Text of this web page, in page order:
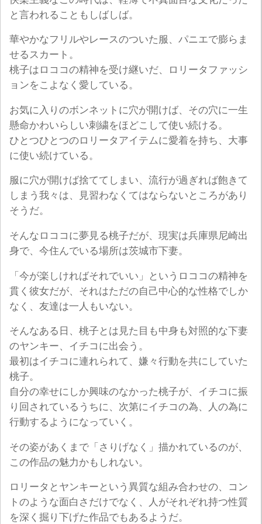
と言われることもしばしば。
華やかなフリルやレースのついた服、パニエで膨らま
せるスカート。
桃子はロココの精神を受け継いだ、ロリータファッシ
ョンをこよなく愛している。
お気に入りのボンネットに穴が開けば、その穴に一生
懸命かわいらしい刺繍をほどこして使い続ける。
ひとつひとつのロリータアイテムに愛着を持ち、大事
に使い続けている。
服に穴が開けば捨ててしまい、流行が過ぎれば飽きて
しまう我々は、見習わなくてはならないところがあり
そうだ。
そんなロココに夢見る桃子だが、現実は兵庫県尼崎出
身で、今住んでいる場所は茨城市下妻。
「今が楽しければそれでいい」というロココの精神を
貫く彼女だが、それはただの自己中心的な性格でしか
なく、友達は一人もいない。
そんなある日、桃子とは見た目も中身も対照的な下妻
のヤンキー、イチコに出会う。
最初はイチコに連れられて、嫌々行動を共にしていた
桃子。
自分の幸せにしか興味のなかった桃子が、イチコに振
り回されているうちに、次第にイチコの為、人の為に
行動するようになっていく。
その姿があくまで「さりげなく」描かれているのが、
この作品の魅力かもしれない。
ロリータとヤンキーという異質な組み合わせの、コン
トのような面白さだけでなく、人がそれぞれ持つ性質
を深く掘り下げた作品でもあるようだ。